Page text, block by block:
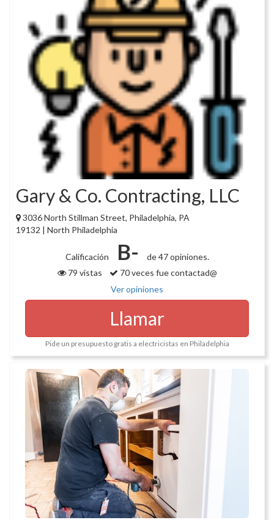
Gary & Co. Contracting, LLC
3036 North Stillman Street, Philadelphia, PA
19132 | North Philadelphia
Calificación B-
de 47 opiniones.
79 vistas
70 veces fue contactad@
Ver opiniones
Llamar
Pide un presupuesto gratis a electricistas en Philadelphia